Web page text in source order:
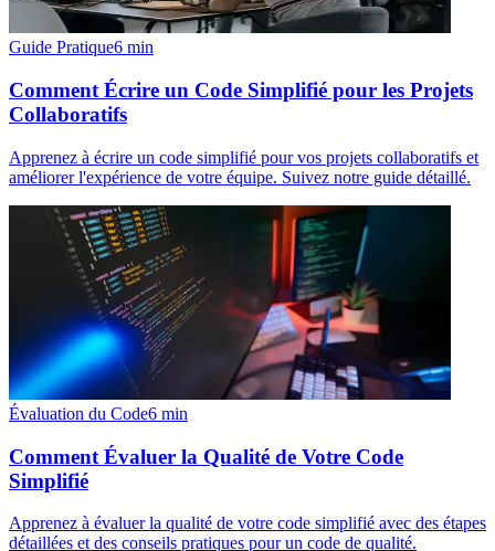
Guide Pratique6 min
Comment Écrire un Code Simplifié pour les Projets
Collaboratifs
Apprenez à écrire un code simplifié pour vos projets collaboratifs et
améliorer l'expérience de votre équipe. Suivez notre guide détaillé.
Évaluation du Code6 min
Comment Évaluer la Qualité de Votre Code
Simplifié
Apprenez à évaluer la qualité de votre code simplifié avec des étapes
détaillées et des conseils pratiques pour un code de qualité.